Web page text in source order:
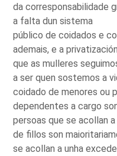
da corresponsabilidade
a falta dun sistema
público de coidados e
ademais, e a
que as mulleres
a ser quen sostemos a
coidado de menores ou
dependentes a cargo
persoas que se acollan
de fillos son
se acollan a unha